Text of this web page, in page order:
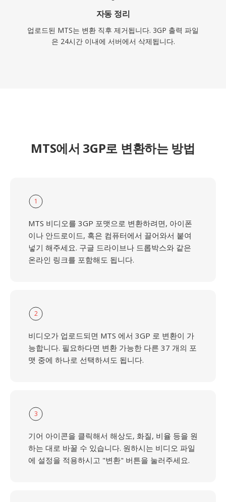
자동 정리
업로드된 MTS는 변환 직후 제거됩니다. 3GP 출력 파일
은 24시간 이내에 서버에서 삭제됩니다.
MTS에서 3GP로 변환하는 방법
1
MTS 비디오를 3GP 포맷으로 변환하려면, 아이폰
이나 안드로이드, 혹은 컴퓨터에서 끌어와서 붙여
넣기 해주세요. 구글 드라이브나 드롭박스와 같은
온라인 링크를 포함해도 됩니다.
2
비디오가 업로드되면 MTS 에서 3GP 로 변환이 가
능합니다. 필요하다면 변환 가능한 다른 37 개의 포
맷 중에 하나로 선택하셔도 됩니다.
3
기어 아이콘을 클릭해서 해상도, 화질, 비율 등을 원
하는 대로 바꿀 수 있습니다. 원하시는 비디오 파일
에 설정을 적용하시고 "변환" 버튼을 눌러주세요.